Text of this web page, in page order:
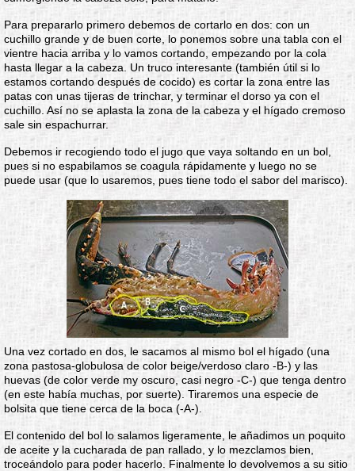
Para prepararlo primero debemos de cortarlo en dos: con un
cuchillo grande y de buen corte, lo ponemos sobre una tabla con el
vientre hacia arriba y lo vamos cortando, empezando por la cola
hasta llegar a la cabeza. Un truco interesante (también útil si lo
estamos cortando después de cocido) es cortar la zona entre las
patas con unas tijeras de trinchar, y terminar el dorso ya con el
cuchillo. Así no se aplasta la zona de la cabeza y el hígado cremoso
sale sin espachurrar.
Debemos ir recogiendo todo el jugo que vaya soltando en un bol,
pues si no espabilamos se coagula rápidamente y luego no se
puede usar (que lo usaremos, pues tiene todo el sabor del marisco).
Una vez cortado en dos, le sacamos al mismo bol el hígado (una
zona pastosa-globulosa de color beige/verdoso claro -B-) y las
huevas (de color verde my oscuro, casi negro -C-) que tenga dentro
(en este había muchas, por suerte). Tiraremos una especie de
bolsita que tiene cerca de la boca (-A-).
El contenido del bol lo salamos ligeramente, le añadimos un poquito
de aceite y la cucharada de pan rallado, y lo mezclamos bien,
troceándolo para poder hacerlo. Finalmente lo devolvemos a su sitio